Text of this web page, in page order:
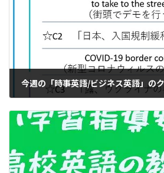
今週の「時事英語/ビジネス英語」の